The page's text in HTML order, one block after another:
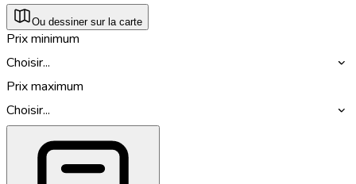
Ou dessiner sur la carte
Prix minimum
Choisir...
Prix maximum
Choisir...